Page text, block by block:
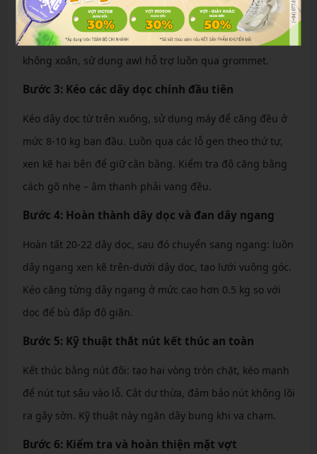
cùng, luồn dây tạo 4 nút thắt ban đầu: chia đôi dây, luồn
qua lỗ đối diện, tạo nút đôi để cố định. Đảm bảo dây
không xoắn, sử dụng awl hỗ trợ luồn qua grommet.
Bước 3: Kéo các dây dọc chính đầu tiên
Kéo dây dọc từ trên xuống, sử dụng máy để căng đều ở
mức 8-10 kg ban đầu. Luồn qua các lỗ gen theo thứ tự,
xen kẽ hai bên để giữ cân bằng. Kiểm tra độ căng bằng
cách gõ nhẹ – âm thanh phải vang đều.
Bước 4: Hoàn thành dây dọc và đan dây ngang
Hoàn tất 20-22 dây dọc, sau đó chuyển sang ngang: luồn
dây ngang xen kẽ trên-dưới dây dọc, tạo lưới vuông góc.
Kéo căng từng dây ngang ở mức cao hơn 0.5 kg so với
dọc để bù đắp độ giãn.
Bước 5: Kỹ thuật thắt nút kết thúc an toàn
Kết thúc bằng nút đôi: tạo hai vòng tròn chặt, kéo mạnh
để nút tụt sâu vào lỗ. Cắt dư thừa, đảm bảo nút không lồi
ra gây sờn. Kỹ thuật này ngăn dây bung khi va chạm.
Bước 6: Kiểm tra và hoàn thiện mặt vợt